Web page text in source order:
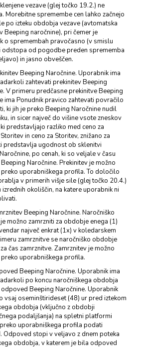
vezave (glej točko 19.2.) ne
Morebitne spremembe cen lahko začnejo
po izteku obdobja vezave (avtomatska
Beeping naročnine), pri čemer je
o spremembah pravočasno (v smislu
odstopa od pogodbe preden sprememba
in jasno obveščen.
Beeping Naročnine. Uporabnik ima
zahtevati prekinitev Beeping
V primeru predčasne prekinitve Beeping
ima Ponudnik pravico zahtevati povračilo
ki jih je preko Beeping Naročnine nudil
in sicer največ do višine vsote zneskov
predstavljajo razliko med ceno za
in ceno za Storitev, znižano za
predstavlja ugodnost ob sklenitvi
po cenah, ki so veljale v času
Naročnine. Prekinitev je možno
uporabniškega profila. To določilo
v primerih višje sile (glej točko 20.4.)
izrednih okoliščin, na katere uporabnik ni
Beeping Naročnine. Naročniško
možno zamrzniti za obdobje enega (1)
največ enkrat (1x) v koledarskem
zamrznitve se naročniško obdobje
čas zamrznitve. Zamrznitev je možno
uporabniškega profila.
Beeping Naročnine. Uporabnik ima
po koncu naročniškega obdobja
Beeping Naročnine. Uporabnik
vsaj oseminštirideset (48) ur pred iztekom
obdobja (vključno z obdobji
podaljšanja) na spletni platformi
uporabniškega profila podati
Odpoved stopi v veljavo z dnem poteka
obdobja, v katerem je bila odpoved